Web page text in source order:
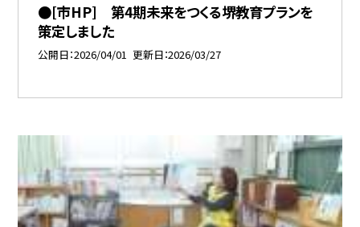
●[市HP] 第4期未来をつくる堺教育プランを
策定しました
公開日 2026/04/01 更新日 2026/03/27